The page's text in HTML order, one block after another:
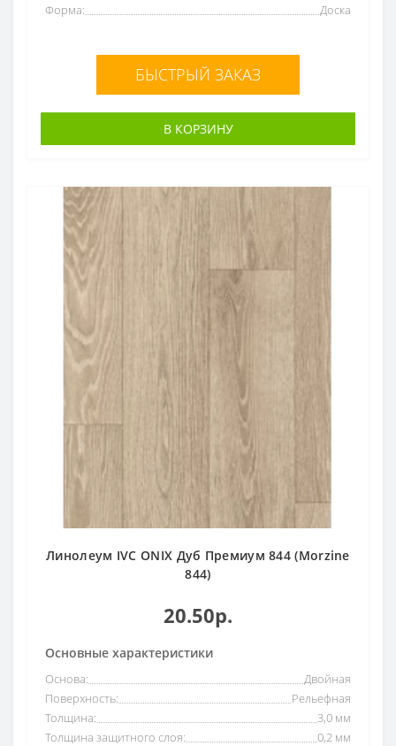
Форма:
Доска
БЫСТРЫЙ ЗАКАЗ
В КОРЗИНУ
Линолеум IVC ONIX Дуб Премиум 844 (Morzine
844)
20.50р.
Основные характеристики
Основа:
Двойная
Поверхность:
Рельефная
Толщина:
3,0 мм
Толщина защитного слоя:
0,2 мм